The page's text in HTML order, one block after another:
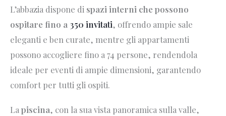
L’abbazia dispone di spazi interni che possono
ospitare fino a 350 invitati, offrendo ampie sale
eleganti e ben curate, mentre gli appartamenti
possono accogliere fino a 74 persone, rendendola
ideale per eventi di ampie dimensioni, garantendo
comfort per tutti gli ospiti.
Lapiscina, con la sua vista panoramica sulla valle,